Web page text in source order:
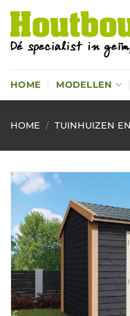
Ga
naar
inhoud
HOME MODELLEN
HOME / TUINHUIZEN